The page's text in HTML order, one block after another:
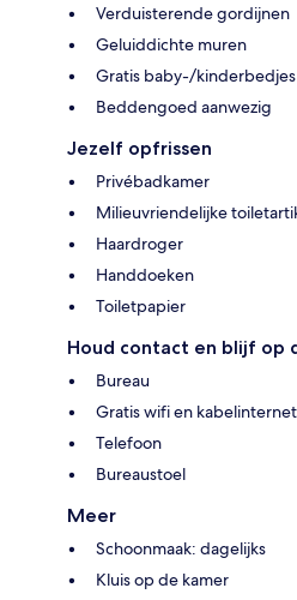
Verduisterende gordijnen
Geluiddichte muren
Gratis baby-/kinderbedjes
Beddengoed aanwezig
Jezelf opfrissen
Privébadkamer
Milieuvriendelijke
Haardroger
Handdoeken
Toiletpapier
Houd contact en blijf op
Bureau
Gratis wifi en kabelinternet
Telefoon
Bureaustoel
Meer
Schoonmaak: dagelijks
Kluis op de kamer